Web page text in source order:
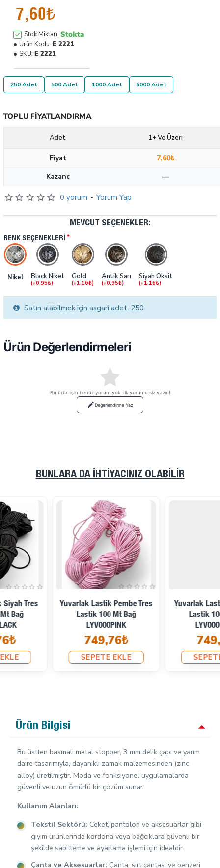
0 yorum - Yorum Yap
7,60₺
Stok Miktarı: Stokta
Ürün Kodu: E 2221
SKU: E 2221
250 Adet 500 Adet 1000 Adet 5000 Adet
MEVCUT SEÇENEKLER:
RENK SEÇENEKLERI
Nikel Black Nikel
(+0,95₺)
Gold
(+1,16₺)
Antik Sarı
(+0,95₺)
Siyah Oksit
(+1,16₺)
Satın alabilmek için asgari adet: 250
TOPLU FIYATLANDIRMA
Adet 1+ Ve Üzeri
Fiyat
7,60₺
Kazanç
—
Ürün Değerlendirmeleri
Bu ürün için henüz yorum yok. İlk yorumu siz yazın!
Değerlendirme Yaz
BUNLARA DA İHTIYACINIZ OLABILIR
Yuvarlak Lastik Pembe Tres
Lastik 100 Mt Bağ
SEPETE EKLE
Yuvarlak Lastik Bordo Tres
Lastik 100 Mt Bağ
SEPETE EKLE
Ürün Bilgisi
Bu üstten basmalı metal stopper, 3 mm delik çapı ve yarım
daire tasarımıyla, dayanıklı zamak malzemesinden (zinc
alloy) üretilmiştir. Moda ve fonksiyonel uygulamalarda
güvenli ve uzun ömürlü bir çözüm sunar.
Kullanım Alanları:
Tekstil Sektörü: Ceket, pantolon ve aksesuarlar gibi
giyim ürünlerinde kordona veya bağcıklara güvenli bir
şekilde sabitleme ve ayarlama işlemi için idealdir.
Çanta ve Aksesuarlar: Çanta, sırt çantası ve benzeri